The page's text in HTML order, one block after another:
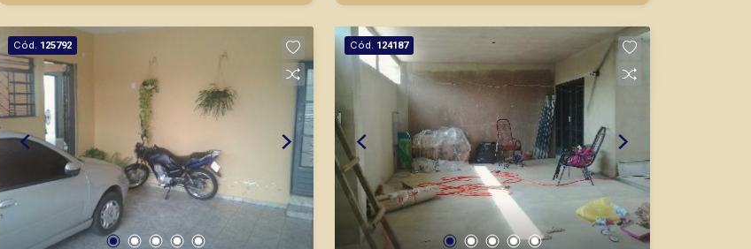
imóveis prontos, usados ou mesmo
nos principais lançamentos da cidade
de Ribeirão Preto.
Cód. 125792 Cód. 124187